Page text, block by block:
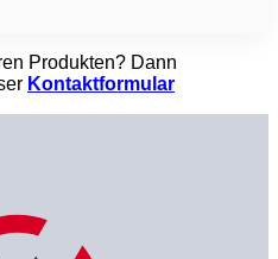
Produkten? Dann
Kontaktformular